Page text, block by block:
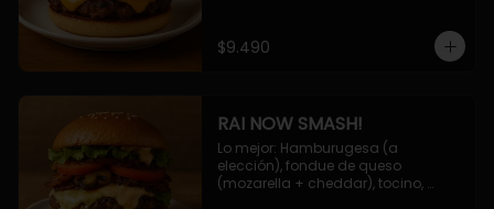
$9.490
RAI NOW SMASH!
Lo mejor: Hamburugesa (a
elección), fondue de queso
(mozarella + cheddar), tocino,